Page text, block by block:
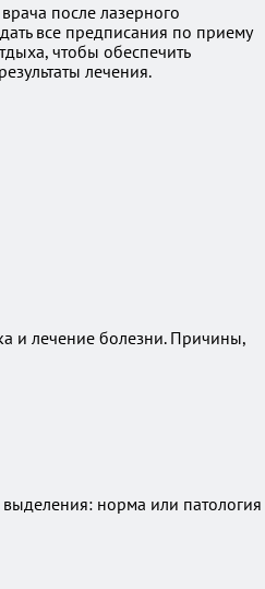
после лазерного
все предписания по приему
чтобы обеспечить
лечения.
и лечение болезни. Причины,
норма или патология